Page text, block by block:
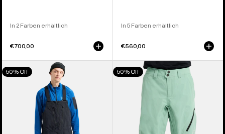
In 2 Farben erhältlich
€700,00
In 5 Farben erhältlich
€560,00
Burton
[ak]®
50% Off
Burton
[ak]®
GORE‑TEX
50% Off